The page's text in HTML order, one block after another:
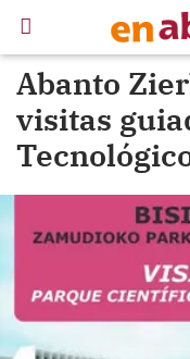
Abanto
visitas